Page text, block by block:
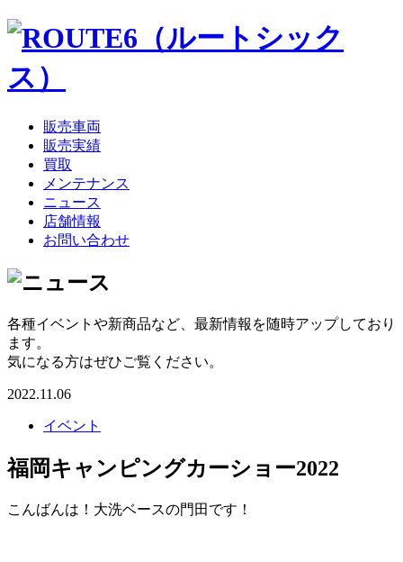
販売車両
販売実績
買取
メンテナンス
ニュース
店舗情報
お問い合わせ
各種イベントや新商品など、最新情報を随時アップしており
ます。
気になる方はぜひご覧ください。
2022.11.06
イベント
福岡キャンピングカーショー2022
こんばんは！大洗ベースの門田です！